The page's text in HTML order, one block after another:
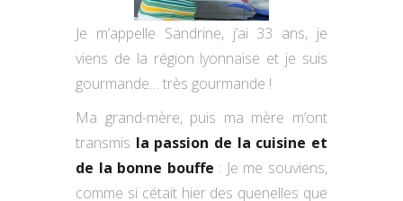
Je m’appelle Sandrine, j’ai 33 ans, je
viens de la région lyonnaise et je suis
gourmande… très gourmande !
Ma grand-mère, puis ma mère m’ont
transmis la passion de la cuisine et
de la bonne bouffe : Je me souviens,
comme si cétait hier des quenelles que